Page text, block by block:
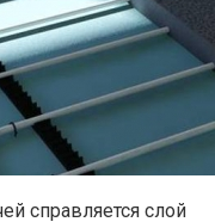
справляется слой